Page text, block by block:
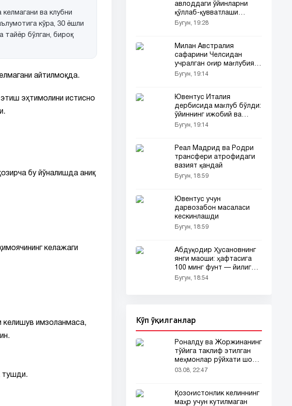
ва клубни
кўра, 30 ёшли
тайёр бўлган, бироқ
айтилмоқда.
эҳтимолини истисно
бу йўналишда аниқ
келажаги
келишув имзоланмаса,
тушди.
авлоддаги ўйинларни
қўллаб-қувватлаши
мумкин
Бугун, 19:28
Милан Австралия
сафарини Челсидан
учралган оғир мағлубият
билан якунлади
Бугун, 19:14
Ювентус Италия
дербисида мағлуб бўлди:
ўйиннинг ижобий ва
салбий жиҳатлари
Бугун, 19:14
Реал Мадрид ва Родри
трансфери атрофидаги
вазият қандай
Бугун, 18:59
Ювентус учун
дарвозабон масаласи
кескинлашди
Бугун, 18:59
Абдуқодир Ҳусановнинг
янги маоши: ҳафтасига
100 минг фунт — йилига
қанча?
Бугун, 18:54
Кўп ўқилганлар
Роналду ва Жоржинанинг
тўйига таклиф этилган
меҳмонлар рўйхати шов-
шувда
03.08, 22:47
Қозоғистонлик келиннинг
маҳр учун кутилмаган